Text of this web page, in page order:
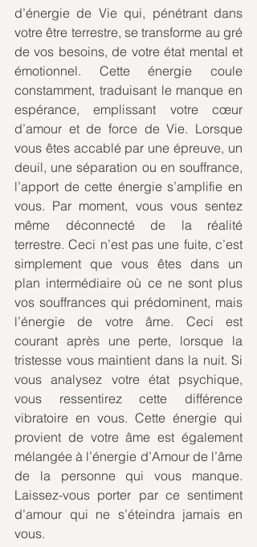
d’énergie de Vie qui, pénétrant dans
votre être terrestre, se transforme au gré
de vos besoins, de votre état mental et
émotionnel. Cette énergie coule
constamment, traduisant le manque en
espérance, emplissant votre cœur
d’amour et de force de Vie. Lorsque
vous êtes accablé par une épreuve, un
deuil, une séparation ou en souffrance,
l’apport de cette énergie s’amplifie en
vous. Par moment, vous vous sentez
même déconnecté de la réalité
terrestre. Ceci n’est pas une fuite, c’est
simplement que vous êtes dans un
plan intermédiaire où ce ne sont plus
vos souffrances qui prédominent, mais
l’énergie de votre âme. Ceci est
courant après une perte, lorsque la
tristesse vous maintient dans la nuit. Si
vous analysez votre état psychique,
vous ressentirez cette différence
vibratoire en vous. Cette énergie qui
provient de votre âme est également
mélangée à l’énergie d’Amour de l’âme
de la personne qui vous manque.
Laissez-vous porter par ce sentiment
d’amour qui ne s’éteindra jamais en
vous.